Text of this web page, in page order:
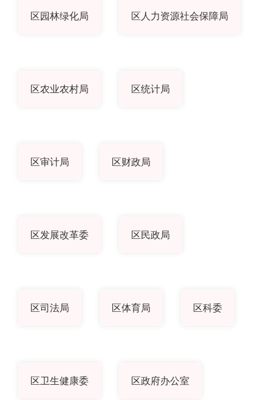
区园林绿化局 区人力资源社会保障局
区农业农村局 区统计局
区审计局 区财政局
区发展改革委 区民政局
区司法局 区体育局 区科委
区卫生健康委 区政府办公室